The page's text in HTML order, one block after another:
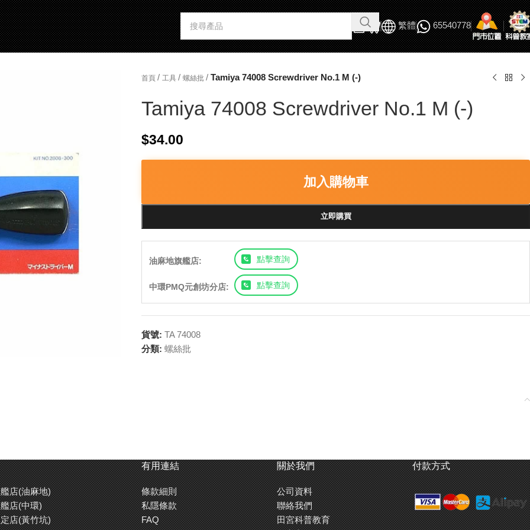
繁體 65540778
首頁 / 工具 / 螺絲批 / Tamiya 74008 Screwdriver No.1 M (-)
Tamiya 74008 Screwdriver No.1 M (-)
$34.00
加入購物車
立即購買
油麻地旗艦店: 點擊查詢
中環PMQ元創坊分店: 點擊查詢
貨號: TA 74008
分類: 螺絲批
店(油麻地)
店(中環)
店(黃竹坑)
有用連結
條款細則
私隱條款
FAQ
關於我們
公司資料
聯絡我們
田宮科普教育
付款方式